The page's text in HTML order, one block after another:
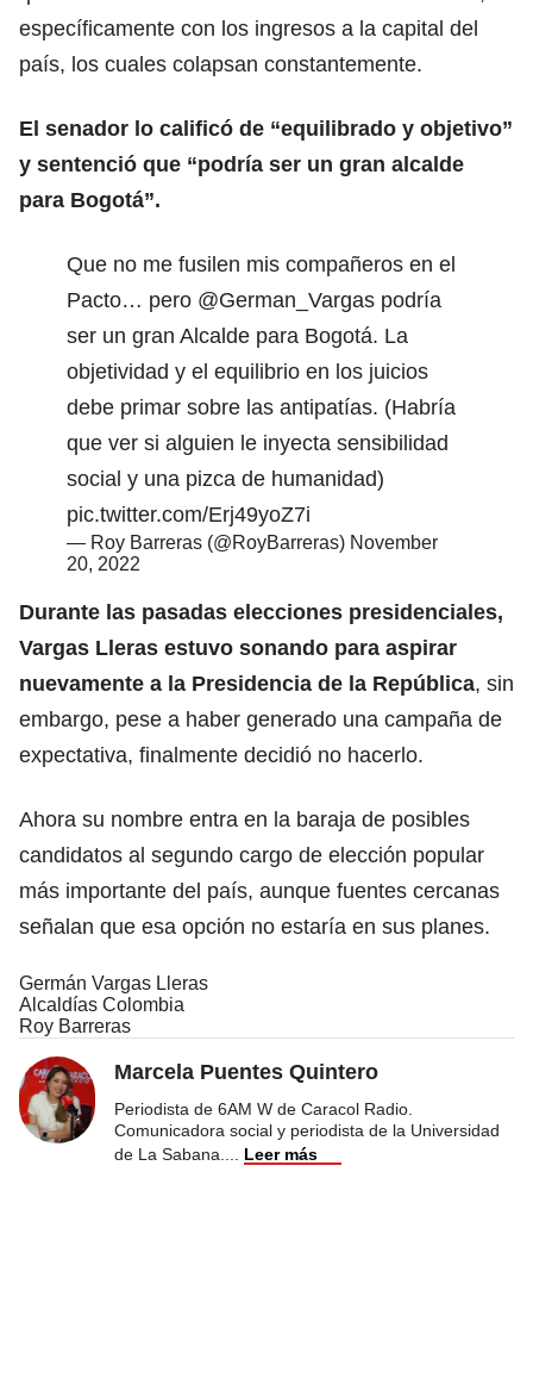
específicamente con los ingresos a la capital del
país, los cuales colapsan constantemente.
El senador lo calificó de “equilibrado y objetivo”
y sentenció que “podría ser un gran alcalde
para Bogotá”.
Que no me fusilen mis compañeros en el
Pacto… pero ⁦ @German_Vargas ⁩ podría
ser un gran Alcalde para Bogotá. La
objetividad y el equilibrio en los juicios
debe primar sobre las antipatías. (Habría
que ver si alguien le inyecta sensibilidad
social y una pizca de humanidad)
pic.twitter.com/Erj49yoZ7i
— Roy Barreras (@RoyBarreras) November
20, 2022
Durante las pasadas elecciones presidenciales,
Vargas Lleras estuvo sonando para aspirar
nuevamente a la Presidencia de la República, sin
embargo, pese a haber generado una campaña de
expectativa, finalmente decidió no hacerlo.
Ahora su nombre entra en la baraja de posibles
candidatos al segundo cargo de elección popular
más importante del país, aunque fuentes cercanas
señalan que esa opción no estaría en sus planes.
Germán Vargas Lleras
Alcaldías Colombia
Roy Barreras
Marcela Puentes Quintero
Periodista de 6AM W de Caracol Radio.
Comunicadora social y periodista de la Universidad
de La Sabana.
Leer más